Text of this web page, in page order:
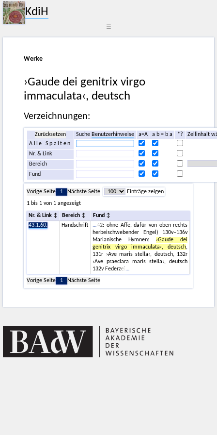
KdiH
☰
Werke
›Gaude dei genitrix virgo
immaculata‹, deutsch
Verzeichnungen:
Zurücksetzen SucheBenutzerhinweise a=A a b = b a *?
Zellinhalt
Alle Spalten
Nr. & Link
Bereich
Fund
Vorige Seite 1 Nächste Seite
Einträge zeigen
1 bis 1 von 1 angezeigt
Nr. & Link Bereich
Fund
43.1.60.
Handschrift
42: ohne Affe, dafür von oben rechts
herbeischwebender Engel) 130v–136v
Marianische Hymnen: ›Gaude dei
genitrix virgo immaculata‹, deutsch,
131r ›Ave maris stella‹, deutsch, 132r
›Ave praeclara maris stella‹, deutsch
132v Federzei
Vorige Seite
1 Nächste Seite